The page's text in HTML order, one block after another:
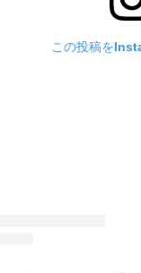
この投稿を